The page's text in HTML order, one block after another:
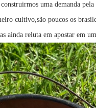
uma demanda
cultivo,são poucos os
ainda reluta em apostar em